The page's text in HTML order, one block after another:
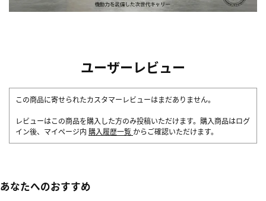
ユーザーレビュー
この商品に寄せられたカスタマーレビューはまだありません。
レビューはこの商品を購入した方のみ投稿いただけます。購入商品はログ
イン後、マイページ内 購入履歴一覧 からご確認いただけます。
あなたへのおすすめ